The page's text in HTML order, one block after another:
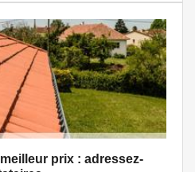
prix : adressez-